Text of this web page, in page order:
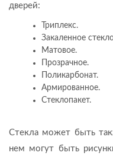
дверей:
Триплекс.
Закаленное
Матовое.
Прозрачное.
Поликарбонат.
Армированное.
Стеклопакет.
Стекла может быть
нем могут быть